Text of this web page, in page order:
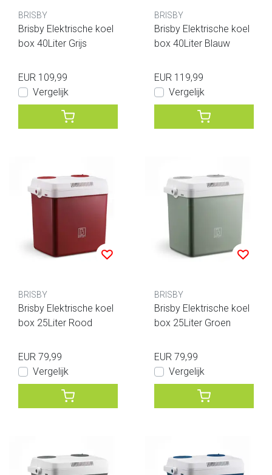
BRISBY
Brisby Elektrische koel
box 40Liter Grijs
EUR 109,99
Vergelijk
BRISBY
Brisby Elektrische koel
box 40Liter Blauw
EUR 119,99
Vergelijk
BRISBY
Brisby Elektrische koel
box 25Liter Rood
EUR 79,99
Vergelijk
BRISBY
Brisby Elektrische koel
box 25Liter Groen
EUR 79,99
Vergelijk